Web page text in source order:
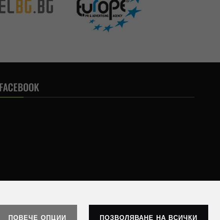
ПОЗВОЛЯВАНЕ НА ВСИЧКИ
ПОВЕЧЕ ОПЦИИ